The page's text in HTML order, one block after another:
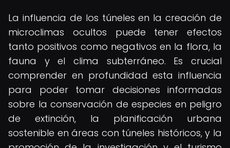
La influencia de los túneles en la creación de
microclimas ocultos puede tener efectos
tanto positivos como negativos en la flora, la
fauna y el clima subterráneo. Es crucial
comprender en profundidad esta influencia
para poder tomar decisiones informadas
sobre la conservación de especies en peligro
de extinción, la planificación urbana
sostenible en áreas con túneles históricos, y la